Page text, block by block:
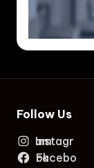
Follow Us
Instagram
Facebook